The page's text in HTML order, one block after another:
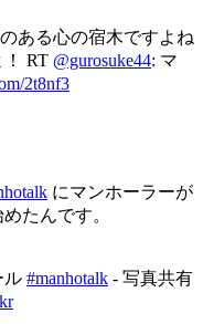
ある心の宿木ですよね
！ RT @gurosuke44: マ
2t8nf3
にマンホーラーが
たんです。
ル #manhotalk - 写真共有